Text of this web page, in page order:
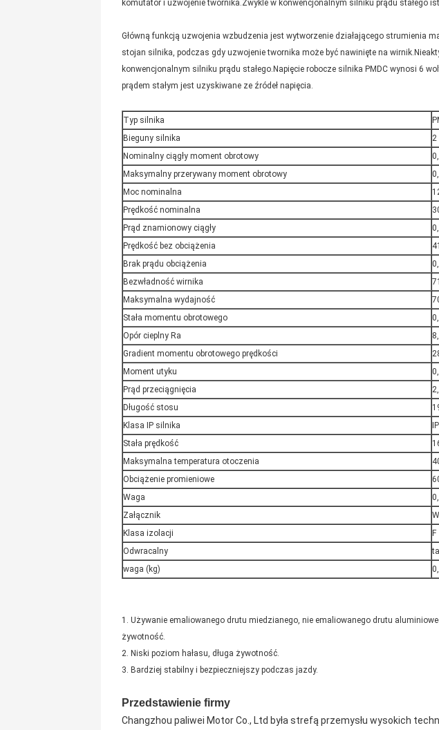
komutator i uzwojenie twornika.Zwykle w konwencjonalnym silniku prądu stałego
Główną funkcją uzwojenia wzbudzenia jest wytworzenie działającego strumienia
stojan silnika, podczas gdy uzwojenie twornika może być nawinięte na
konwencjonalnym silniku prądu stałego.Napięcie robocze silnika PMDC wynosi 6
prądem stałym jest uzyskiwane ze źródeł napięcia.
Typ silnika
Bieguny silnika
2
Nominalny ciągły moment obrotowy
Maksymalny przerywany moment obrotowy
Moc nominalna
Prędkość nominalna
Prąd znamionowy ciągły
Prędkość bez obciążenia
Brak prądu obciążenia
Bezwładność wirnika
Maksymalna wydajność
Stała momentu obrotowego
Opór cieplny Ra
Gradient momentu obrotowego prędkości
Moment utyku
Prąd przeciągnięcia
Długość stosu
Klasa IP silnika
Stała prędkość
Maksymalna temperatura otoczenia
Obciążenie promieniowe
Waga
Załącznik
Klasa izolacji
F
Odwracalny
waga (kg)
1. Używanie emaliowanego drutu miedzianego, nie emaliowanego drutu
żywotność.
2. Niski poziom hałasu, długa żywotność.
3. Bardziej stabilny i bezpieczniejszy podczas jazdy.
Przedstawienie firmy
Changzhou paliwei Motor Co., Ltd była strefą przemysłu wysokich